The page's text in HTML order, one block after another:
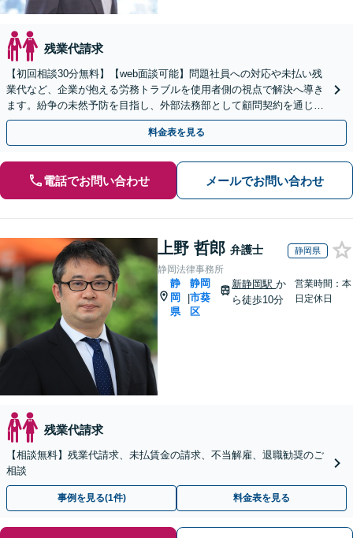
残業代請求
【初回相談30分無料】【web面談可能】問題社員への対応や未払い残
業代など、企業が抱える労務トラブルを使用者側の視点で解決へ導き
ます。紛争の未然予防を目指し、外部法務部として顧問契約を通じた
充実のサポートを提供しております【池袋駅徒歩4分】
料金表を見る
電話でお問い合わせ メールでお問い合わせ
上野 哲郎 弁護士 静岡県
静岡法律事務所
静
岡
県
|
静岡
市葵
区
新静岡駅か
ら徒歩10分
営業時間：本
日定休日
残業代請求
【相談無料】残業代請求、未払賃金の請求、不当解雇、退職勧奨のご
相談
事例を見る(1件) 料金表を見る